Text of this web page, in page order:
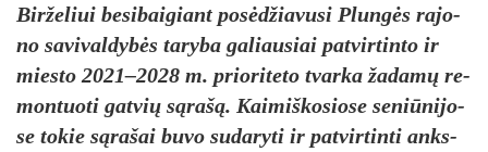
Bir­že­liui be­si­bai­giant po­sėdžia­vu­si Plungės ra­jo­
no sa­vi­val­dybės ta­ry­ba ga­liau­siai pa­tvir­tin­to ir
mies­to 2021–2028 m. prio­ri­te­to tvar­ka ža­damų re­
mon­tuo­ti gat­vių sąrašą. Kai­miš­ko­sio­se se­niū­ni­jo­
se to­kie sąra­šai bu­vo su­da­ry­ti ir pa­tvir­tin­ti anks­